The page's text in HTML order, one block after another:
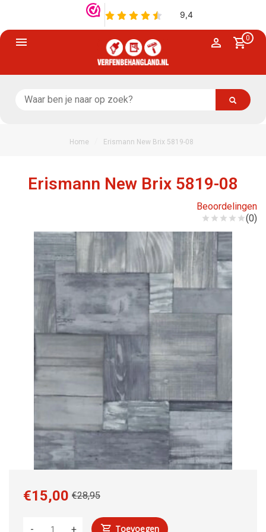
0
Home Erismann New Brix 5819-08
Erismann New Brix 5819-08
Beoordelingen
(0)
€28,95
€15,00
+
- Toevoegen